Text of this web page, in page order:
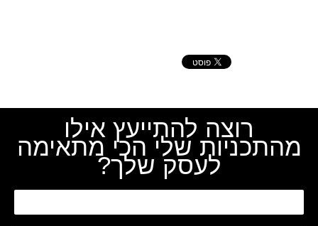
רוצה להתייעץ אילו
מהתכניות שלי הכי מתאימה
לעסק שלך?